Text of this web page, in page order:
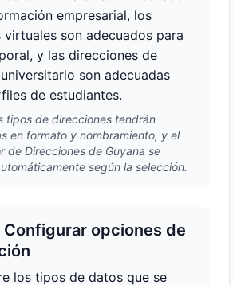
empresarial, los
virtuales son adecuados para
y las direcciones de
son adecuadas
de estudiantes.
tipos de direcciones tendrán
en formato y nombramiento, y el
de Direcciones de Guyana se
según la selección.
Configurar opciones de
los tipos de datos que se